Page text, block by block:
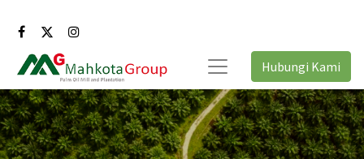
Hubungi Kami